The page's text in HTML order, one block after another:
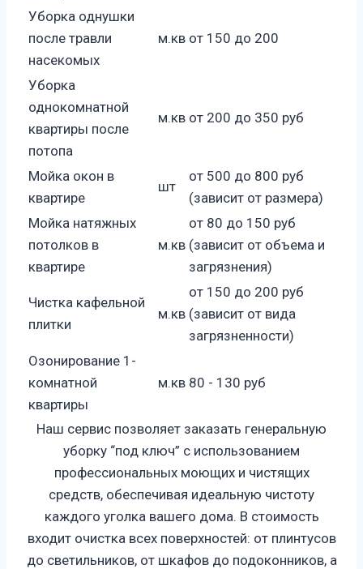
Уборка однушки
после травли
насекомых
м.кв от 150 до 200
Уборка
однокомнатной
квартиры после
потопа
м.кв от 200 до 350 руб
Мойка окон в
квартире
шт
от 500 до 800 руб
(зависит от размера)
Мойка натяжных
потолков в
квартире
м.кв
от 80 до 150 руб
(зависит от объема и
загрязнения)
Чистка кафельной
плитки
м.кв
от 150 до 200 руб
(зависит от вида
загрязненности)
Озонирование 1-
комнатной
квартиры
м.кв 80 - 130 руб
Наш сервис позволяет заказать генеральную
уборку “под ключ” с использованием
профессиональных моющих и чистящих
средств, обеспечивая идеальную чистоту
каждого уголка вашего дома. В стоимость
входит очистка всех поверхностей: от плинтусов
до светильников, от шкафов до подоконников, а